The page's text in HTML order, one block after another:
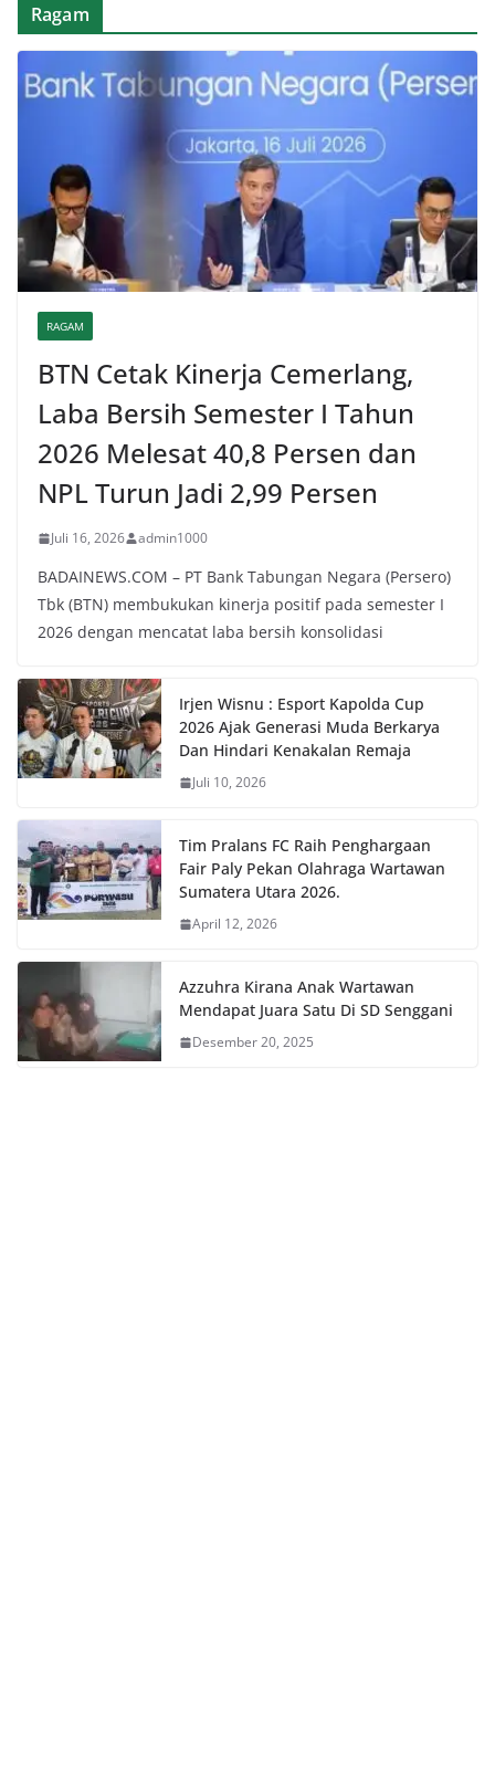
Ragam
RAGAM
BTN Cetak Kinerja Cemerlang,
Laba Bersih Semester I Tahun
2026 Melesat 40,8 Persen dan
NPL Turun Jadi 2,99 Persen
Juli 16, 2026 admin1000
BADAINEWS.COM – PT Bank Tabungan Negara (Persero)
Tbk (BTN) membukukan kinerja positif pada semester I
2026 dengan mencatat laba bersih konsolidasi
Irjen Wisnu : Esport Kapolda Cup
2026 Ajak Generasi Muda Berkarya
Dan Hindari Kenakalan Remaja
Juli 10, 2026
Tim Pralans FC Raih Penghargaan
Fair Paly Pekan Olahraga Wartawan
Sumatera Utara 2026.
April 12, 2026
Azzuhra Kirana Anak Wartawan
Mendapat Juara Satu Di SD Senggani
Desember 20, 2025